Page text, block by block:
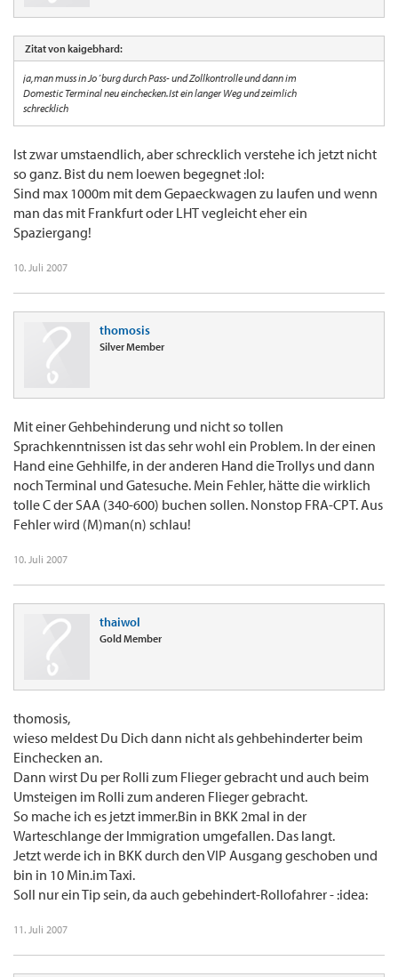
Zitat von kaigebhard:
ja,man muss in Jo´burg durch Pass- und Zollkontrolle und dann im
Domestic Terminal neu einchecken.Ist ein langer Weg und zeimlich
schrecklich
Ist zwar umstaendlich, aber schrecklich verstehe ich jetzt nicht
so ganz. Bist du nem loewen begegnet :lol:
Sind max 1000m mit dem Gepaeckwagen zu laufen und wenn
man das mit Frankfurt oder LHT vegleicht eher ein
Spaziergang!
10. Juli 2007
thomosis
Silver Member
Mit einer Gehbehinderung und nicht so tollen
Sprachkenntnissen ist das sehr wohl ein Problem. In der einen
Hand eine Gehhilfe, in der anderen Hand die Trollys und dann
noch Terminal und Gatesuche. Mein Fehler, hätte die wirklich
tolle C der SAA (340-600) buchen sollen. Nonstop FRA-CPT. Aus
Fehler wird (M)man(n) schlau!
10. Juli 2007
thaiwol
Gold Member
thomosis,
wieso meldest Du Dich dann nicht als gehbehinderter beim
Einchecken an.
Dann wirst Du per Rolli zum Flieger gebracht und auch beim
Umsteigen im Rolli zum anderen Flieger gebracht.
So mache ich es jetzt immer.Bin in BKK 2mal in der
Warteschlange der Immigration umgefallen. Das langt.
Jetzt werde ich in BKK durch den VIP Ausgang geschoben und
bin in 10 Min.im Taxi.
Soll nur ein Tip sein, da auch gebehindert-Rollofahrer - :idea:
11. Juli 2007